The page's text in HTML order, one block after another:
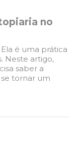
no
é uma prática
Neste artigo,
saber a
tornar um